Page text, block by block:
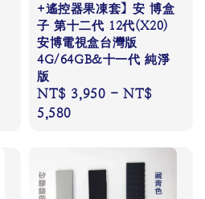
+遙控器果凍套】安 博盒
子 第十二代 12代(X20)
安博電視盒台灣版
4G/64GB&十一代 純淨
版
Regular
price
NT$ 3,950 -NT$
5,580